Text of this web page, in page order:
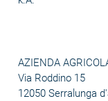
AZIENDA
Via Roddino 15
12050 Serralunga